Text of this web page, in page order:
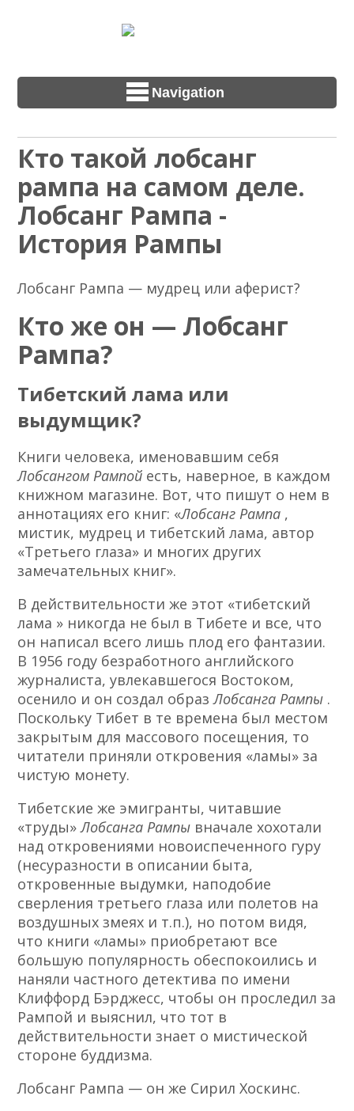
Navigation
Кто такой лобсанг
рампа на самом деле.
Лобсанг Рампа -
История Рампы
Лобсанг Рампа — мудрец или аферист?
Кто же он — Лобсанг
Рампа?
Тибетский лама или
выдумщик?
Книги человека, именовавшим себя
Лобсангом Рампой есть, наверное, в каждом
книжном магазине. Вот, что пишут о нем в
аннотациях его книг: «Лобсанг Рампа ,
мистик, мудрец и тибетский лама, автор
«Третьего глаза» и многих других
замечательных книг».
В действительности же этот «тибетский
лама » никогда не был в Тибете и все, что
он написал всего лишь плод его фантазии.
В 1956 году безработного английского
журналиста, увлекавшегося Востоком,
осенило и он создал образЛобсанга Рампы .
Поскольку Тибет в те времена был местом
закрытым для массового посещения, то
читатели приняли откровения «ламы» за
чистую монету.
Тибетские же эмигранты, читавшие
«труды»Лобсанга Рампы вначале хохотали
над откровениями новоиспеченного гуру
(несуразности в описании быта,
откровенные выдумки, наподобие
сверления третьего глаза или полетов на
воздушных змеях и т.п.), но потом видя,
что книги «ламы» приобретают все
большую популярность обеспокоились и
наняли частного детектива по имени
Клиффорд Бэрджесс, чтобы он проследил за
Рампой и выяснил, что тот в
действительности знает о мистической
стороне буддизма.
Лобсанг Рампа — он же Сирил Хоскинс.